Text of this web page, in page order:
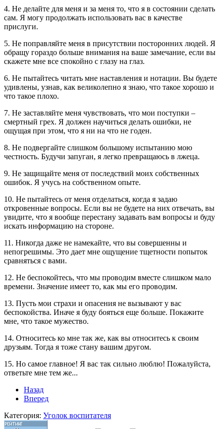
4. Не делайте для меня и за меня то, что я в состоянии сделать
сам. Я могу продолжать использовать вас в качестве
прислуги.
5. Не поправляйте меня в присутствии посторонних людей. Я
обращу гораздо больше внимания на ваше замечание, если вы
скажете мне все спокойно с глазу на глаз.
6. Не пытайтесь читать мне наставления и нотации. Вы будете
удивлены, узнав, как великолепно я знаю, что такое хорошо и
что такое плохо.
7. Не заставляйте меня чувствовать, что мои поступки –
смертный грех. Я должен научиться делать ошибки, не
ощущая при этом, что я ни на что не годен.
8. Не подвергайте слишком большому испытанию мою
честность. Будучи запуган, я легко превращаюсь в лжеца.
9. Не защищайте меня от последствий моих собственных
ошибок. Я учусь на собственном опыте.
10. Не пытайтесь от меня отделаться, когда я задаю
откровенные вопросы. Если вы не будете на них отвечать, вы
увидите, что я вообще перестану задавать вам вопросы и буду
искать информацию на стороне.
11. Никогда даже не намекайте, что вы совершенны и
непогрешимы. Это дает мне ощущение тщетности попыток
сравняться с вами.
12. Не беспокойтесь, что мы проводим вместе слишком мало
времени. Значение имеет то, как мы его проводим.
13. Пусть мои страхи и опасения не вызывают у вас
беспокойства. Иначе я буду бояться еще больше. Покажите
мне, что такое мужество.
14. Относитесь ко мне так же, как вы относитесь к своим
друзьям. Тогда я тоже стану вашим другом.
15. Но самое главное! Я вас так сильно люблю! Пожалуйста,
ответьте мне тем же...
Назад
Вперед
Категория: Уголок воспитателя